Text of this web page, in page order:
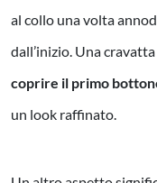
al collo una volta
dall’inizio. Una
coprire il primo
un look raffinato.